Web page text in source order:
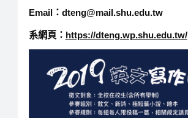
Email：dteng@mail.shu.edu.tw
系網頁： https://dteng.wp.shu.edu.tw/